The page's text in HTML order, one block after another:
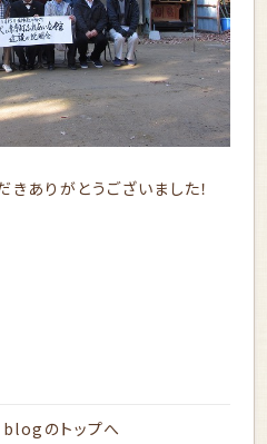
ありがとうございました！
blog のトップへ